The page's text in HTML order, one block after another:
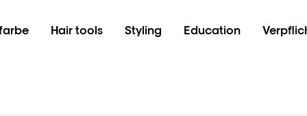
Hair tools Styling Education